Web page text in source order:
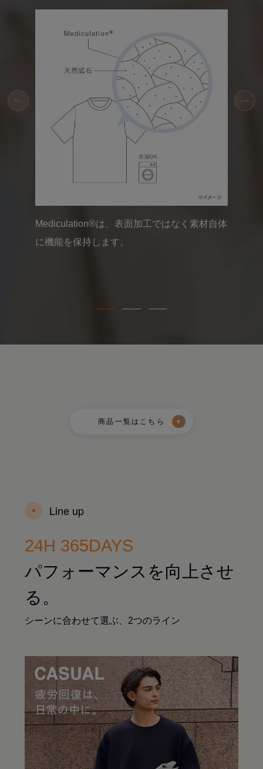
肌から放出される体温由来の遠赤外線を利用
し、Mediculation®がこの遠赤外線を効率的に
商品一覧はこちら
Line up
24H 365DAYS
パフォーマンスを向上させ
る。
シーンに合わせて選ぶ、2つのライン